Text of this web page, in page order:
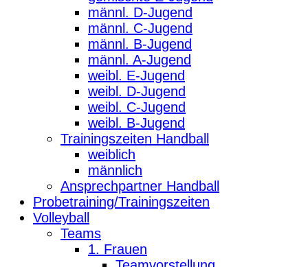
männl. D-Jugend
männl. C-Jugend
männl. B-Jugend
männl. A-Jugend
weibl. E-Jugend
weibl. D-Jugend
weibl. C-Jugend
weibl. B-Jugend
Trainingszeiten Handball
weiblich
männlich
Ansprechpartner Handball
Probetraining/Trainingszeiten
Volleyball
Teams
1. Frauen